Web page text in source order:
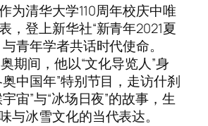
为清华大学110周年校庆中唯
，登上新华社“新青年2021夏
青年学者共话时代使命。
期间，他以“文化导览人”身
中国年”特别节目，走访什刹
宙”与“冰场日夜”的故事，生
与冰雪文化的当代表达。